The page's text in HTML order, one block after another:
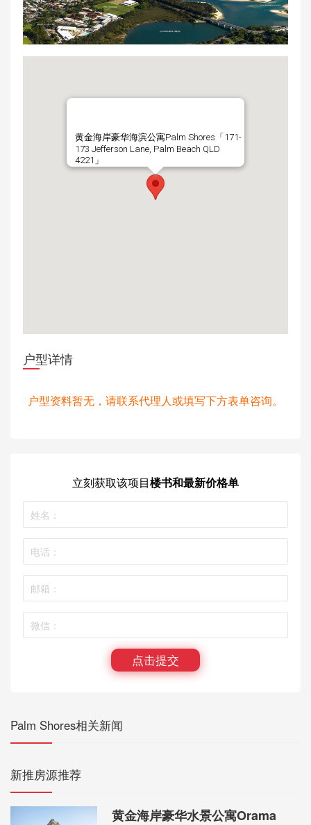
黄金海岸豪华海滨公寓Palm Shores「171-
173 Jefferson Lane, Palm Beach QLD
4221」
户型详情
户型资料暂无，请联系代理人或填写下方表单咨询。
立刻获取该项目楼书和最新价格单
点击提交
Palm Shores相关新闻
新推房源推荐
黄金海岸豪华水景公寓Orama